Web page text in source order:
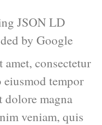
JSON LD
by Google
consectetur
tempor
magna
veniam, quis